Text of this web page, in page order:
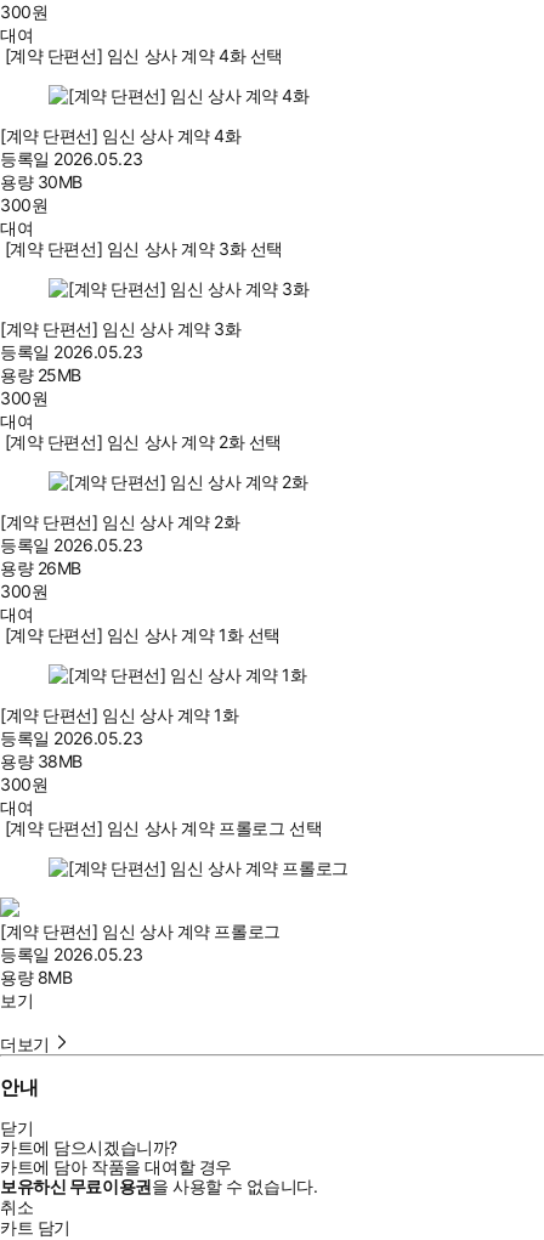
300원
대여
[계약 단편선] 임신 상사 계약 4화 선택
[계약 단편선] 임신 상사 계약 4화
등록일 2026.05.23
용량 30MB
300원
대여
[계약 단편선] 임신 상사 계약 3화 선택
[계약 단편선] 임신 상사 계약 3화
등록일 2026.05.23
용량 25MB
300원
대여
[계약 단편선] 임신 상사 계약 2화 선택
[계약 단편선] 임신 상사 계약 2화
등록일 2026.05.23
용량 26MB
300원
대여
[계약 단편선] 임신 상사 계약 1화 선택
[계약 단편선] 임신 상사 계약 1화
등록일 2026.05.23
용량 38MB
300원
대여
[계약 단편선] 임신 상사 계약 프롤로그 선택
[계약 단편선] 임신 상사 계약 프롤로그
등록일 2026.05.23
용량 8MB
보기
더보기
안내
닫기
카트에 담으시겠습니까?
카트에 담아 작품을 대여할 경우
보유하신 무료이용권을 사용할 수 없습니다.
취소
카트 담기